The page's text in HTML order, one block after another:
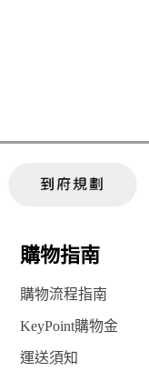
購物指南
購物流程指南
KeyPoint購物金
運送須知